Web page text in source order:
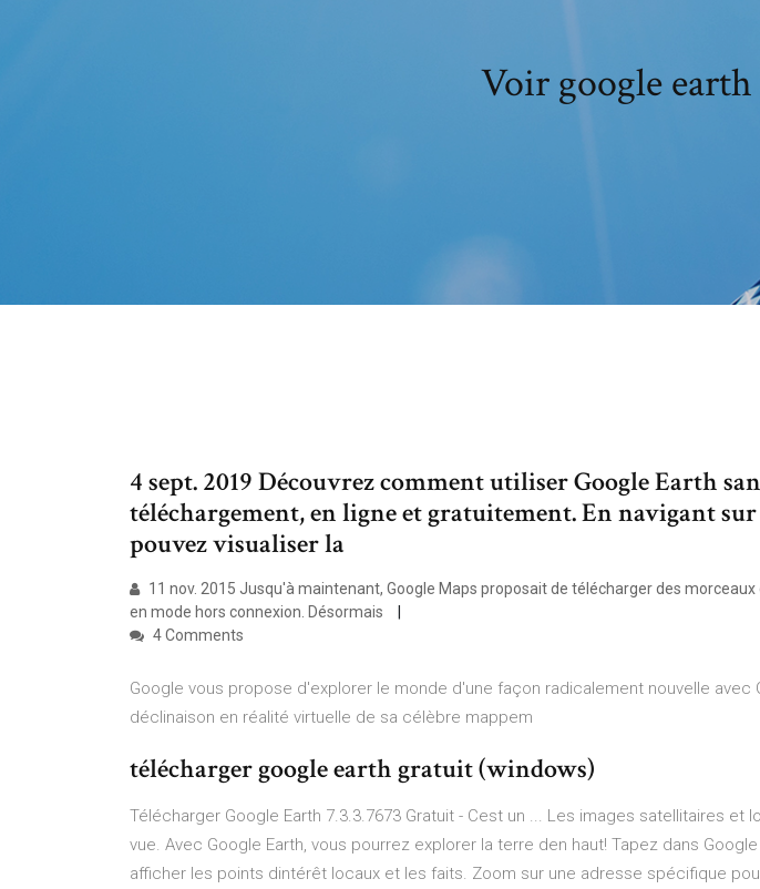
Voir google earth
4 sept. 2019 Découvrez comment utiliser Google Earth
téléchargement, en ligne et gratuitement. En navigant
pouvez visualiser la
11 nov. 2015 Jusqu'à maintenant, Google Maps proposait de télécharger des
en mode hors connexion. Désormais
4 Comments
Google vous propose d'explorer le monde d'une façon radicalement nouvelle avec
déclinaison en réalité virtuelle de sa célèbre mappem
télécharger google earth gratuit (windows)
Télécharger Google Earth 7.3.3.7673 Gratuit - Cest un ... Les images satellitaires et
vue. Avec Google Earth, vous pourrez explorer la terre den haut! Tapez dans
afficher les points dintérêt locaux et les faits. Zoom sur une adresse spécifique